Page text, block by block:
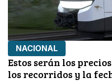
NACIONAL
Estos serán los
los recorridos y la